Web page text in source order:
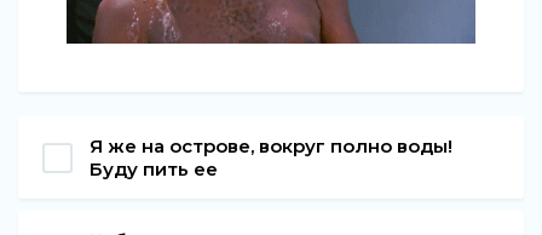
Я же на острове, вокруг полно воды!
Буду пить ее